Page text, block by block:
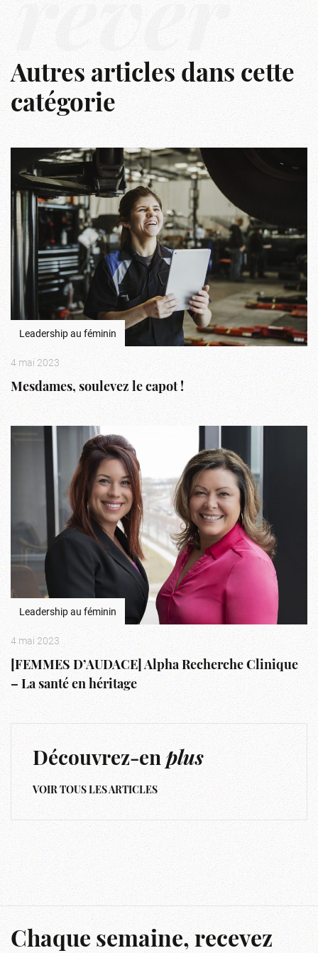
rêver
Autres articles dans cette
catégorie
Leadership au féminin
4 mai 2023
Mesdames, soulevez le capot !
Leadership au féminin
4 mai 2023
[FEMMES D’AUDACE] Alpha Recherche Clinique
– La santé en héritage
Découvrez-enplus
VOIR TOUS LES ARTICLES
Chaque semaine, recevez